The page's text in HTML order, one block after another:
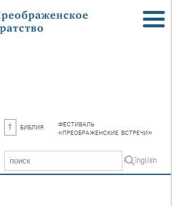
библия фестиваль
«преображенские встречи»
In English